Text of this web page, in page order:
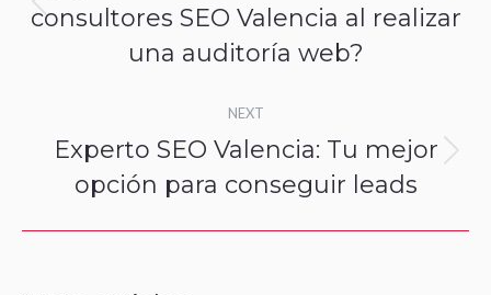
Previous
post:
consultores SEO Valencia al realizar
una auditoría web?
NEXT
post:
Experto SEO Valencia: Tu mejor
opción para conseguir leads